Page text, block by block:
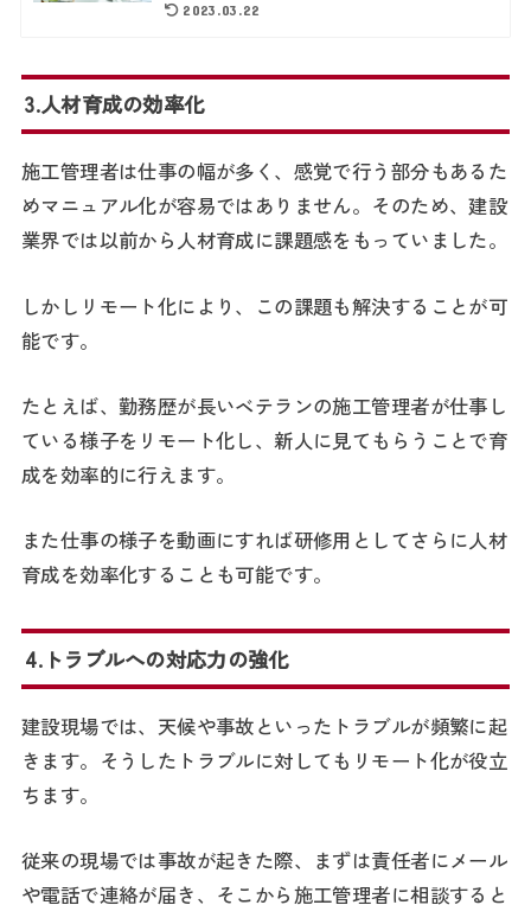
2023.03.22
3.人材育成の効率化
施工管理者は仕事の幅が多く、感覚で行う部分もあるた
めマニュアル化が容易ではありません。そのため、建設
業界では以前から人材育成に課題感をもっていました。
しかしリモート化により、この課題も解決することが可
能です。
たとえば、勤務歴が長いベテランの施工管理者が仕事し
ている様子をリモート化し、新人に見てもらうことで育
成を効率的に行えます。
また仕事の様子を動画にすれば研修用としてさらに人材
育成を効率化することも可能です。
4.トラブルへの対応力の強化
建設現場では、天候や事故といったトラブルが頻繁に起
きます。そうしたトラブルに対してもリモート化が役立
ちます。
従来の現場では事故が起きた際、まずは責任者にメール
や電話で連絡が届き、そこから施工管理者に相談すると